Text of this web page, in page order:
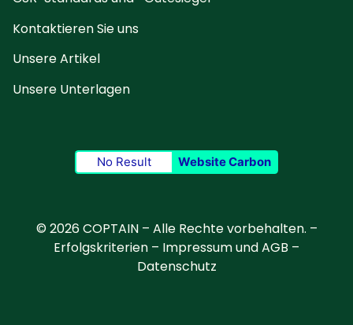
Kontaktieren Sie uns
Unsere Artikel
Unsere Unterlagen
No Result Website Carbon
© 2026 COPTAIN – Alle Rechte vorbehalten. –
Erfolgskriterien – Impressum und AGB –
Datenschutz